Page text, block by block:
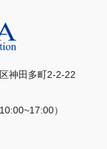
神田多町2-2-22
）